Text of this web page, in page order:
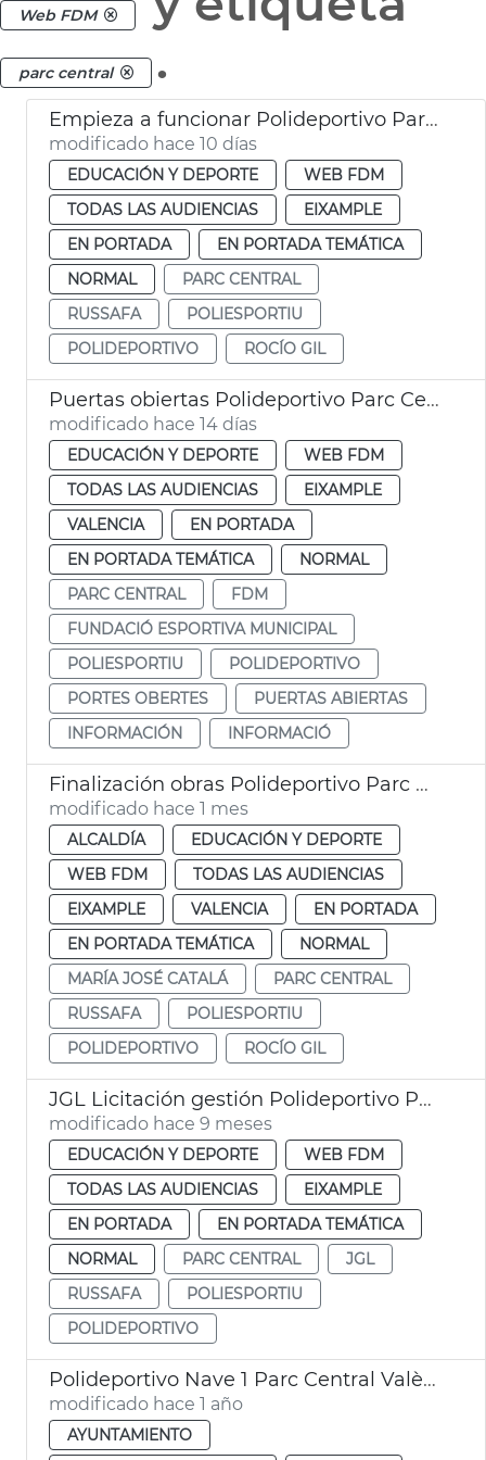
Web FDM
parc central .
Empieza a funcionar Polideportivo Parc Central València
modificado hace 10 días
EDUCACIÓN Y DEPORTE
WEB FDM
TODAS LAS AUDIENCIAS
EIXAMPLE
EN PORTADA
EN PORTADA TEMÁTICA
NORMAL
PARC CENTRAL
RUSSAFA
POLIESPORTIU
POLIDEPORTIVO
ROCÍO GIL
Puertas obiertas Polideportivo Parc Central
modificado hace 14 días
EDUCACIÓN Y DEPORTE
WEB FDM
TODAS LAS AUDIENCIAS
EIXAMPLE
VALENCIA
EN PORTADA
EN PORTADA TEMÁTICA
NORMAL
PARC CENTRAL
FDM
FUNDACIÓ ESPORTIVA MUNICIPAL
POLIESPORTIU
POLIDEPORTIVO
PORTES OBERTES
PUERTAS ABIERTAS
INFORMACIÓN
INFORMACIÓ
Finalización obras Polideportivo Parc Central València
modificado hace 1 mes
ALCALDÍA
EDUCACIÓN Y DEPORTE
WEB FDM
TODAS LAS AUDIENCIAS
EIXAMPLE
VALENCIA
EN PORTADA
EN PORTADA TEMÁTICA
NORMAL
MARÍA JOSÉ CATALÁ
PARC CENTRAL
RUSSAFA
POLIESPORTIU
POLIDEPORTIVO
ROCÍO GIL
JGL Licitación gestión Polideportivo Parc Central
modificado hace 9 meses
EDUCACIÓN Y DEPORTE
WEB FDM
TODAS LAS AUDIENCIAS
EIXAMPLE
EN PORTADA
EN PORTADA TEMÁTICA
NORMAL
PARC CENTRAL
JGL
RUSSAFA
POLIESPORTIU
POLIDEPORTIVO
Polideportivo Nave 1 Parc Central València
modificado hace 1 año
AYUNTAMIENTO